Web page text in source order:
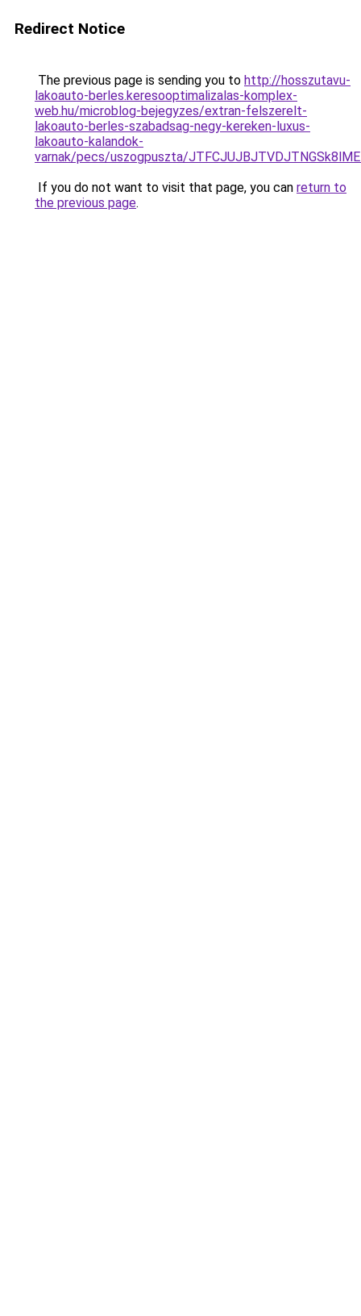
Redirect Notice
The previous page is sending you to http://hosszutavu-
lakoauto-berles.keresooptimalizalas-komplex-
web.hu/microblog-bejegyzes/extran-felszerelt-
lakoauto-berles-szabadsag-negy-kereken-luxus-
lakoauto-kalandok-
varnak/pecs/uszogpuszta/
If you do not want to visit that page, you can return to
the previous page.